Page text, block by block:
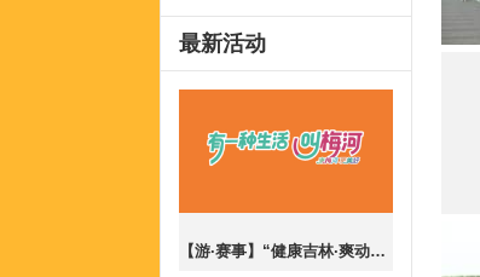
最新活动
【游·赛事】“健康吉林·爽动盛夏”梅河口市2026全民乐跑嘉年华暨CBS10K公开赛梅河口站！